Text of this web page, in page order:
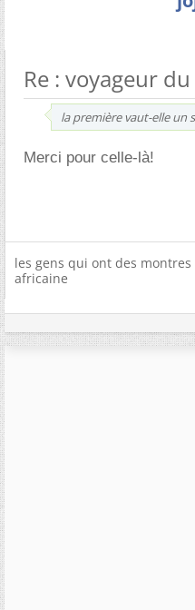
Re : voyageur
la première vaut-elle un
Merci pour celle-là!
les gens qui ont des
africaine